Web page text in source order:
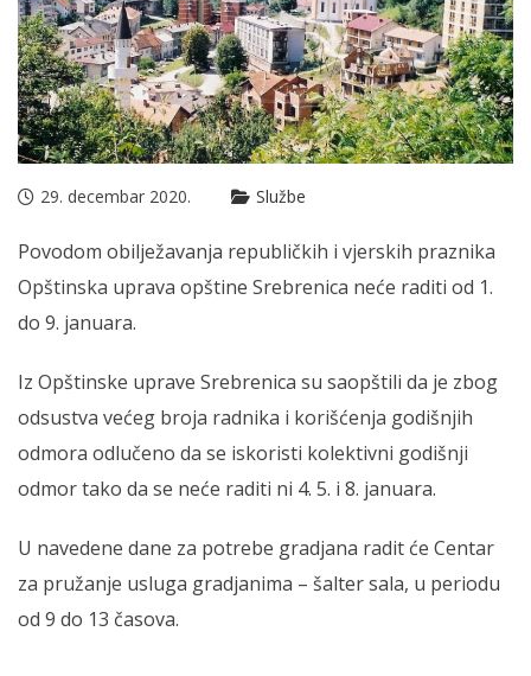
29. decembar 2020. Službe
Povodom obilježavanja republičkih i vjerskih praznika
Opštinska uprava opštine Srebrenica neće raditi od 1.
do 9. januara.
Iz Opštinske uprave Srebrenica su saopštili da je zbog
odsustva većeg broja radnika i korišćenja godišnjih
odmora odlučeno da se iskoristi kolektivni godišnji
odmor tako da se neće raditi ni 4. 5. i 8. januara.
U navedene dane za potrebe gradjana radit će Centar
za pružanje usluga gradjanima – šalter sala, u periodu
od 9 do 13 časova.